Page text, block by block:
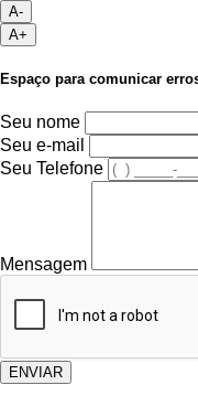
A-
A+
Espaço para comunicar
Seu nome
Seu e-mail
Seu Telefone
Mensagem
ENVIAR